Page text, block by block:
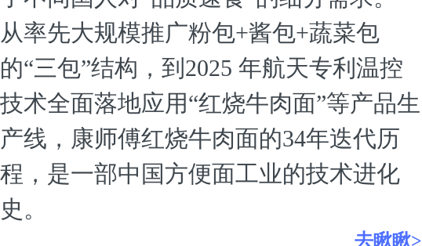
从率先大规模推广粉包+酱包+蔬菜包
的“三包”结构，到2025 年航天专利温控
技术全面落地应用“红烧牛肉面”等产品生
产线，康师傅红烧牛肉面的34年迭代历
程，是一部中国方便面工业的技术进化
史。
去瞅瞅>